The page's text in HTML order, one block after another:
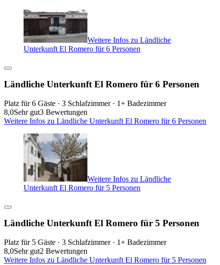
Weitere Infos zu Ländliche
Unterkunft El Romero für 6 Personen
Ländliche Unterkunft El Romero für 6 Personen
Platz für 6 Gäste · 3 Schlafzimmer · 1+ Badezimmer
8,0Sehr gut3 Bewertungen
Weitere Infos zu Ländliche Unterkunft El Romero für 6 Personen
Weitere Infos zu Ländliche
Unterkunft El Romero für 5 Personen
Ländliche Unterkunft El Romero für 5 Personen
Platz für 5 Gäste · 3 Schlafzimmer · 1+ Badezimmer
8,0Sehr gut2 Bewertungen
Weitere Infos zu Ländliche Unterkunft El Romero für 5 Personen